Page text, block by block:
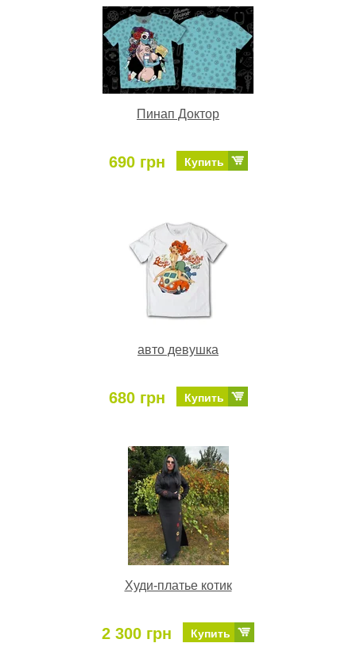
Пинап Доктор
690 грн Купить
авто девушка
680 грн Купить
Худи-платье котик
2 300 грн Купить